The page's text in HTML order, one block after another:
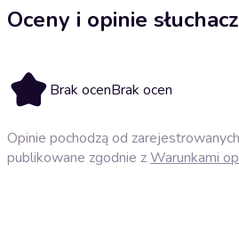
Oceny i opinie
Brak ocenBrak ocen
Opinie pochodzą od
publikowane zgodnie zWarunkami